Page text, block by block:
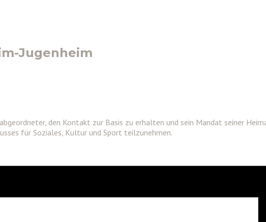
Jugenheim
den Kontakt zur Basis zu erhalten und sein Mandat seiner
für Soziales, Kultur und Sport teilzunehmen.